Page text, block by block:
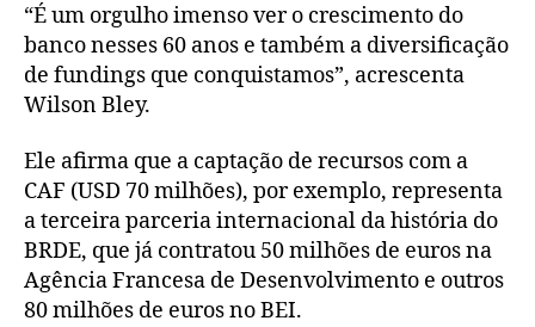
“É um orgulho imenso ver o crescimento do
banco nesses 60 anos e também a diversificação
de fundings que conquistamos”, acrescenta
Wilson Bley.
Ele afirma que a captação de recursos com a
CAF (USD 70 milhões), por exemplo, representa
a terceira parceria internacional da história do
BRDE, que já contratou 50 milhões de euros na
Agência Francesa de Desenvolvimento e outros
80 milhões de euros no BEI.